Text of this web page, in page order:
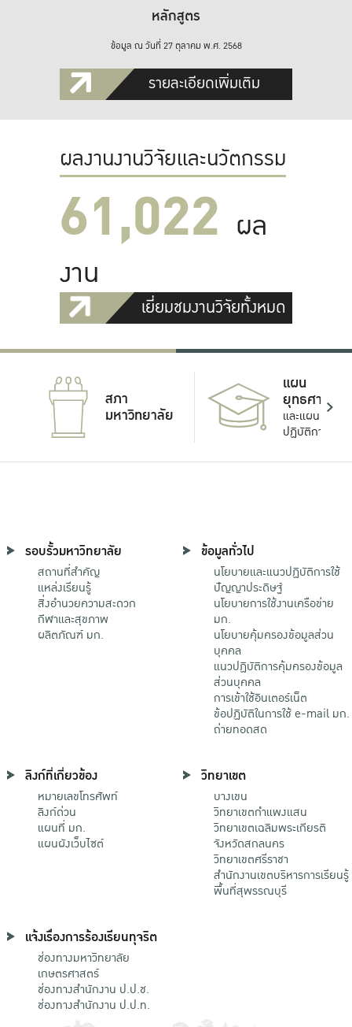
หลักสูตร
ข้อมูล ณ วันที่ 27 ตุลาคม พ.ศ. 2568
รายละเอียดเพิ่มเติม
ผลงานงานวิจัยและนวัตกรรม
61,022 ผล
งาน
เยี่ยมชมงานวิจัยทั้งหมด
สภา
มหาวิทยาลัย
แผน
ยุทธศาสตร์
และแผน
ปฏิบัติการ
รอบรั้วมหาวิทยาลัย
สถานที่สำคัญ
แหล่งเรียนรู้
สิ่งอำนวยความสะดวก
กีฬาและสุขภาพ
ผลิตภัณฑ์ มก.
ข้อมูลทั่วไป
นโยบายและแนวปฏิบัติการใช้
ปัญญาประดิษฐ์
นโยบายการใช้งานเครือข่าย
มก.
นโยบายคุ้มครองข้อมูลส่วน
บุคคล
แนวปฏิบัติการคุ้มครองข้อมูล
ส่วนบุคคล
การเข้าใช้อินเตอร์เน็ต
ข้อปฏิบัติในการใช้ e-mail มก.
ถ่ายทอดสด
ลิงก์ที่เกี่ยวข้อง
หมายเลขโทรศัพท์
ลิงก์ด่วน
แผนที่ มก.
แผนผังเว็บไซต์
วิทยาเขต
บางเขน
วิทยาเขตกําแพงแสน
วิทยาเขตเฉลิมพระเกียรติ
จังหวัดสกลนคร
วิทยาเขตศรีราชา
สำนักงานเขตบริหารการเรียนรู้
พื้นที่สุพรรณบุรี
แจ้งเรื่องการร้องเรียนทุจริต
ช่องทางมหาวิทยาลัย
เกษตรศาสตร์
ช่องทางสำนักงาน ป.ป.ช.
ช่องทางสำนักงาน ป.ป.ท.